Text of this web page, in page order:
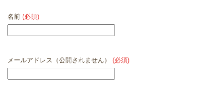
名前 (必須)
メールアドレス（公開されません） (必須)